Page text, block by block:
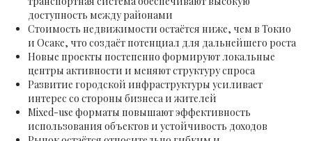
доступность между районами
Стоимость недвижимости остаётся ниже, чем в Токио
и Осаке, что создаёт потенциал для дальнейшего роста
Новые проекты постепенно формируют локальные
центры активности и меняют структуру спроса
Развитие городской инфраструктуры усиливает
интерес со стороны бизнеса и жителей
Mixed-use форматы повышают эффективность
использования объектов и устойчивость доходов